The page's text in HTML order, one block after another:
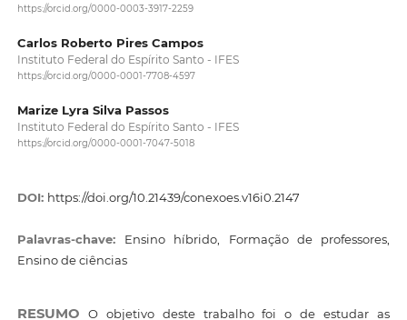
https://orcid.org/0000-0003-3917-2259
Carlos Roberto Pires Campos
Instituto Federal do Espírito Santo - IFES
https://orcid.org/0000-0001-7708-4597
Marize Lyra Silva Passos
Instituto Federal do Espírito Santo - IFES
https://orcid.org/0000-0001-7047-5018
DOI: https://doi.org/10.21439/conexoes.v16i0.2147
Palavras-chave: Ensino híbrido, Formação de professores,
Ensino de ciências
RESUMO O objetivo deste trabalho foi o de estudar as